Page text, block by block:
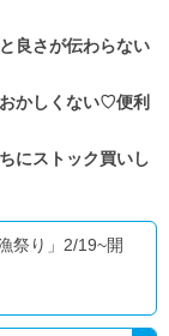
良さが伝わらない
かしくない♡便利
にストック買いし
祭り」2/19~開